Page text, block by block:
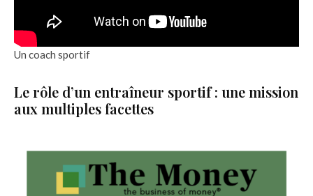
Un coach sportif
Le rôle d’un entraîneur sportif : une mission
aux multiples facettes